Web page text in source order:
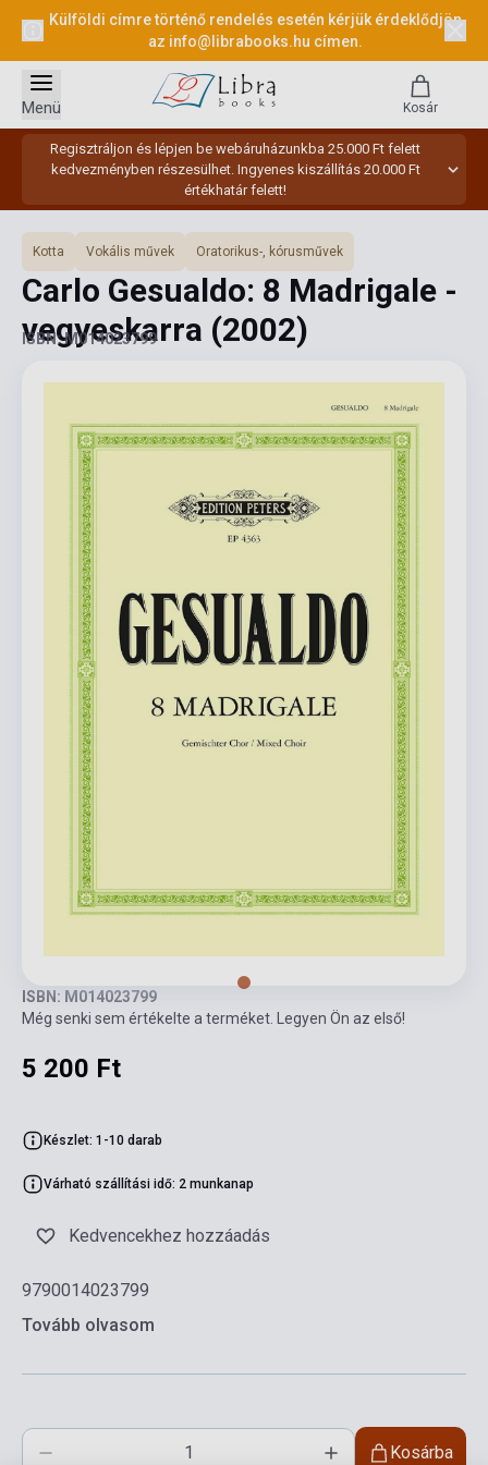
Külföldi címre történő rendelés esetén kérjük érdeklődjön
az info@librabooks.hu címen.
Regisztráljon és lépjen be webáruházunkba 25.000 Ft felett
kedvezményben részesülhet. Ingyenes kiszállítás 20.000 Ft
értékhatár felett!
Menü Kosár
Kotta Vokális művek Oratorikus-, kórusművek
Carlo Gesualdo: 8 Madrigale -
vegyeskarra (2002)
ISBN: M014023799
ISBN: M014023799
Még senki sem értékelte a terméket. Legyen Ön az első!
5 200 Ft
Készlet: 1-10 darab
Várható szállítási idő: 2 munkanap
Kedvencekhez hozzáadás
9790014023799
Tovább olvasom
Kosárba